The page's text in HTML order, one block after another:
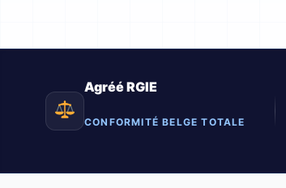
Agréé RGIE
CONFORMITÉ BELGE TOTALE